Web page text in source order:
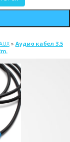
» Аудио кабел 3.5